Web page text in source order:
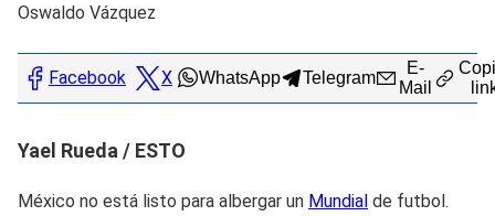
Oswaldo Vázquez
Facebook X WhatsApp Telegram
E-
Mail
Yael Rueda / ESTO
México no está listo para albergar un Mundial de futbol.